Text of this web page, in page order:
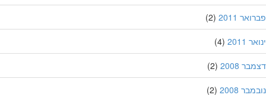
2011
(2)
2011
(4)
2008
(2)
2008
(2)